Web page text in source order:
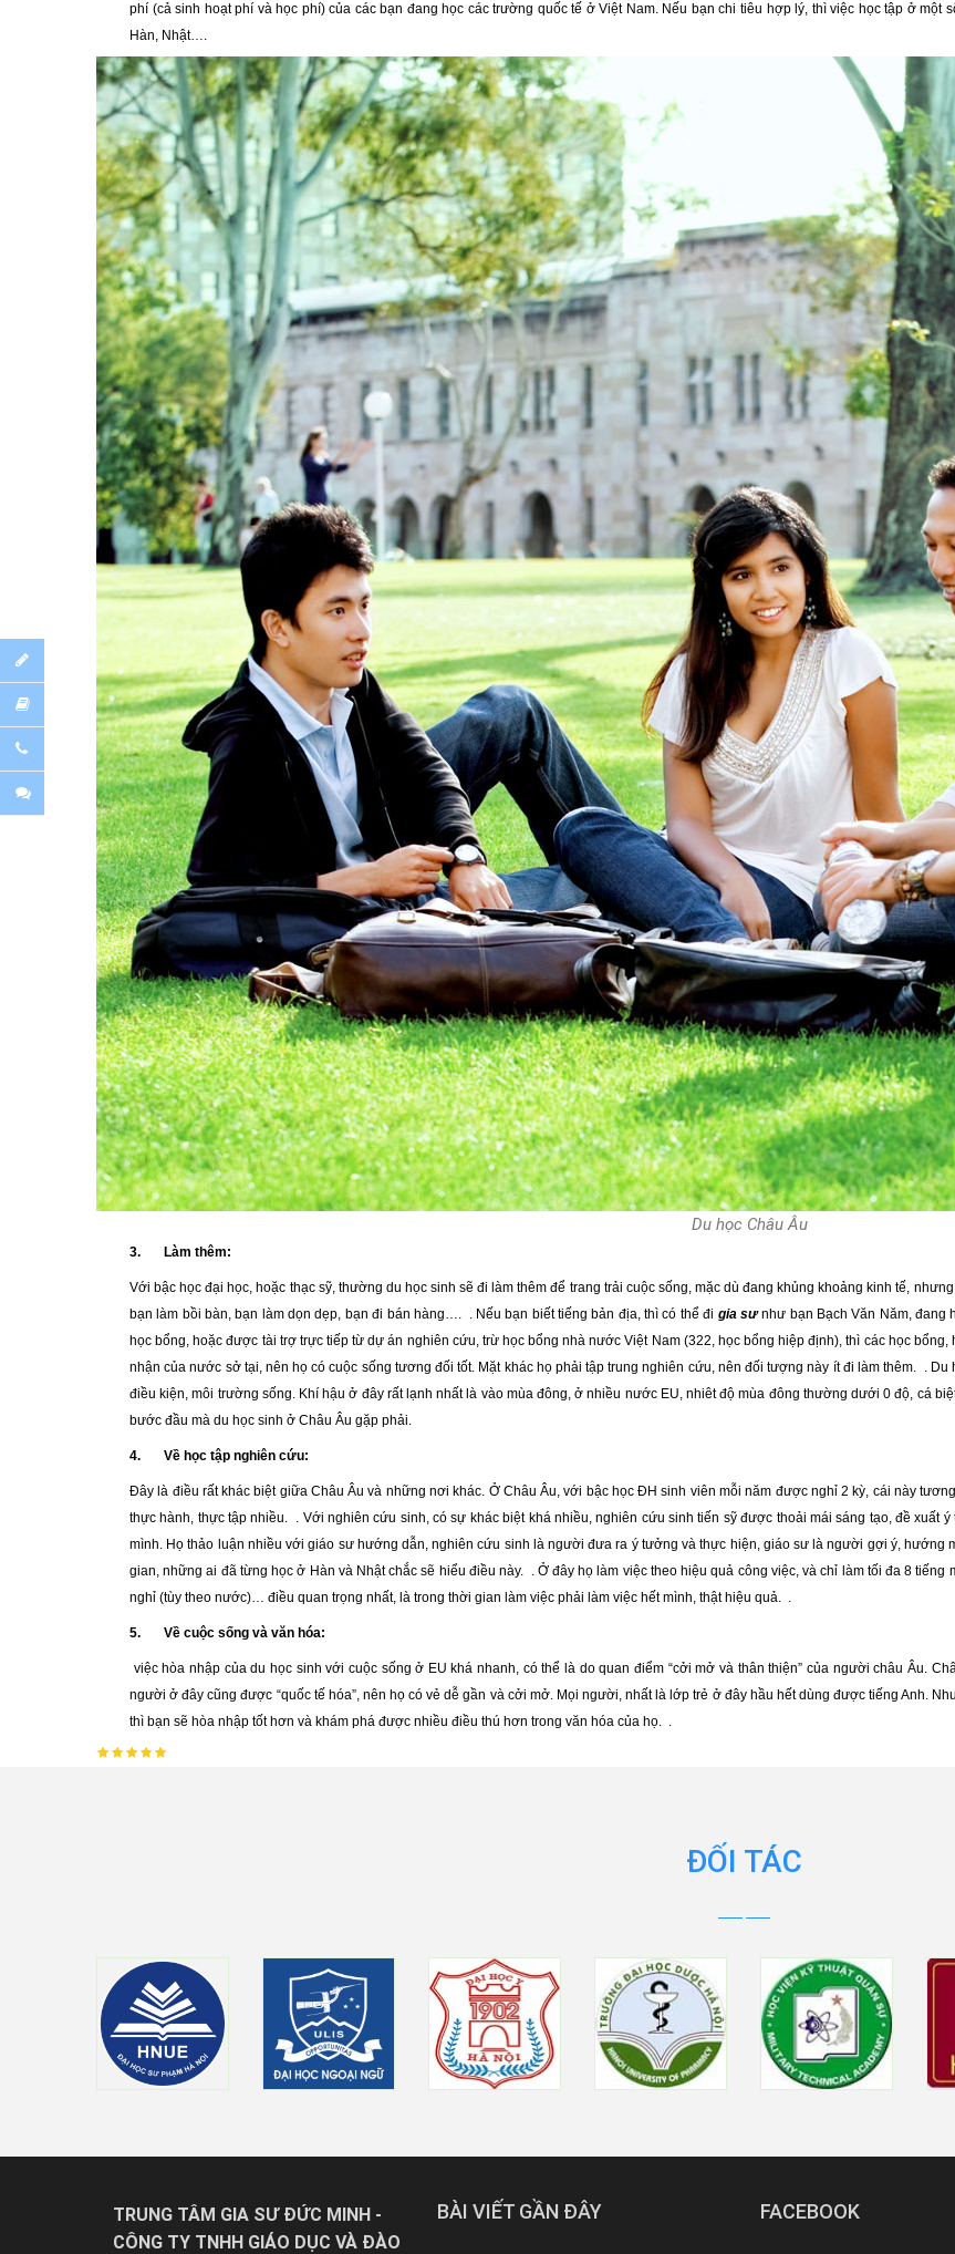
phí (cả sinh hoạt phí và học phí) của các bạn đang học các trường quốc tế ở Việt Nam. Nếu bạn chi tiêu hợp lý, thì việc học tập ở
Hàn, Nhật….
Du học Châu Âu
3. Làm thêm:
Với bậc học đại học, hoặc thạc sỹ, thường du học sinh sẽ đi làm thêm để trang trải cuộc sống, mặc dù đang khủng khoảng kinh tế,
bạn làm bồi bàn, bạn làm dọn dẹp, bạn đi bán hàng…. . Nếu bạn biết tiếng bản địa, thì có thể đi gia sưnhư bạn Bạch Văn Năm, đang
học bổng, hoặc được tài trợ trực tiếp từ dự án nghiên cứu, trừ học bổng nhà nước Việt Nam (322, học bổng hiệp định), thì các học
nhận của nước sở tại, nên họ có cuộc sống tương đối tốt. Mặt khác họ phải tập trung nghiên cứu, nên đối tượng này ít đi làm thêm. .
điều kiện, môi trường sống. Khí hậu ở đây rất lạnh nhất là vào mùa đông, ở nhiều nước EU, nhiêt độ mùa đông thường dưới 0 độ, cá
bước đầu mà du học sinh ở Châu Âu gặp phải.
4. Về học tập nghiên cứu:
Đây là điều rất khác biệt giữa Châu Âu và những nơi khác. Ở Châu Âu, với bậc học ĐH sinh viên mỗi năm được nghỉ 2 kỳ, cái này
thực hành, thực tập nhiều. . Với nghiên cứu sinh, có sự khác biệt khá nhiều, nghiên cứu sinh tiến sỹ được thoải mái sáng tạo, đề xuất
mình. Họ thảo luận nhiều với giáo sư hướng dẫn, nghiên cứu sinh là người đưa ra ý tưởng và thực hiện, giáo sư là người gợi ý, hướng
gian, những ai đã từng học ở Hàn và Nhật chắc sẽ hiểu điều này. . Ở đây họ làm việc theo hiệu quả công việc, và chỉ làm tối đa 8
nghỉ (tùy theo nước)… điều quan trọng nhất, là trong thời gian làm việc phải làm việc hết mình, thật hiệu quả. .
5. Về cuộc sống và văn hóa:
việc hòa nhập của du học sinh với cuộc sống ở EU khá nhanh, có thể là do quan điểm “cởi mở và thân thiện” của người châu Âu.
người ở đây cũng được “quốc tế hóa”, nên họ có vẻ dễ gần và cởi mở. Mọi người, nhất là lớp trẻ ở đây hầu hết dùng được tiếng Anh.
thì bạn sẽ hòa nhập tốt hơn và khám phá được nhiều điều thú hơn trong văn hóa của họ. .
ĐỐI TÁC
TRUNG TÂM GIA SƯ ĐỨC MINH -
CÔNG TY TNHH GIÁO DỤC VÀ ĐÀO
BÀI VIẾT GẦN ĐÂY FACEBOOK